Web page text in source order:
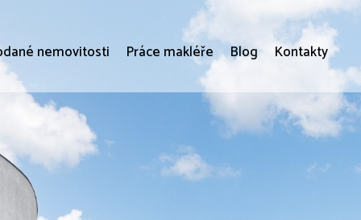
nemovitosti Práce makléře Blog Kontakty